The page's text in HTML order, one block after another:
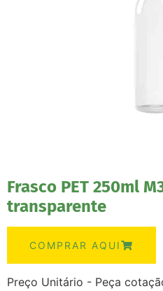
Frasco PET 250ml
transparente
COMPRAR AQUI
Preço Unitário - Peça